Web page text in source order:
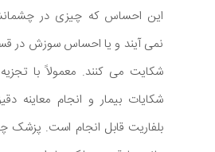
این احساس که چیزی در
نمی آیند و یا احساس سوزش در
شکایت می کنند. معمولاً با
شکایات بیمار و انجام
بلفاریت قابل انجام است. پزشک